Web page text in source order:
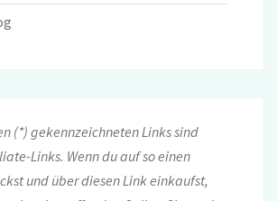
(*) gekennzeichneten Links sind
Links. Wenn du auf so einen
und über diesen Link einkaufst,